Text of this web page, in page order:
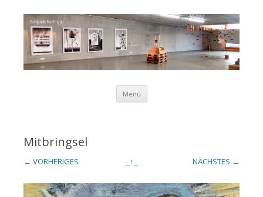
Benjamin
Nachtigall
Menü Zum Inhalt springen
Mitbringsel
← VORHERIGES NÄCHSTES →
_↑_